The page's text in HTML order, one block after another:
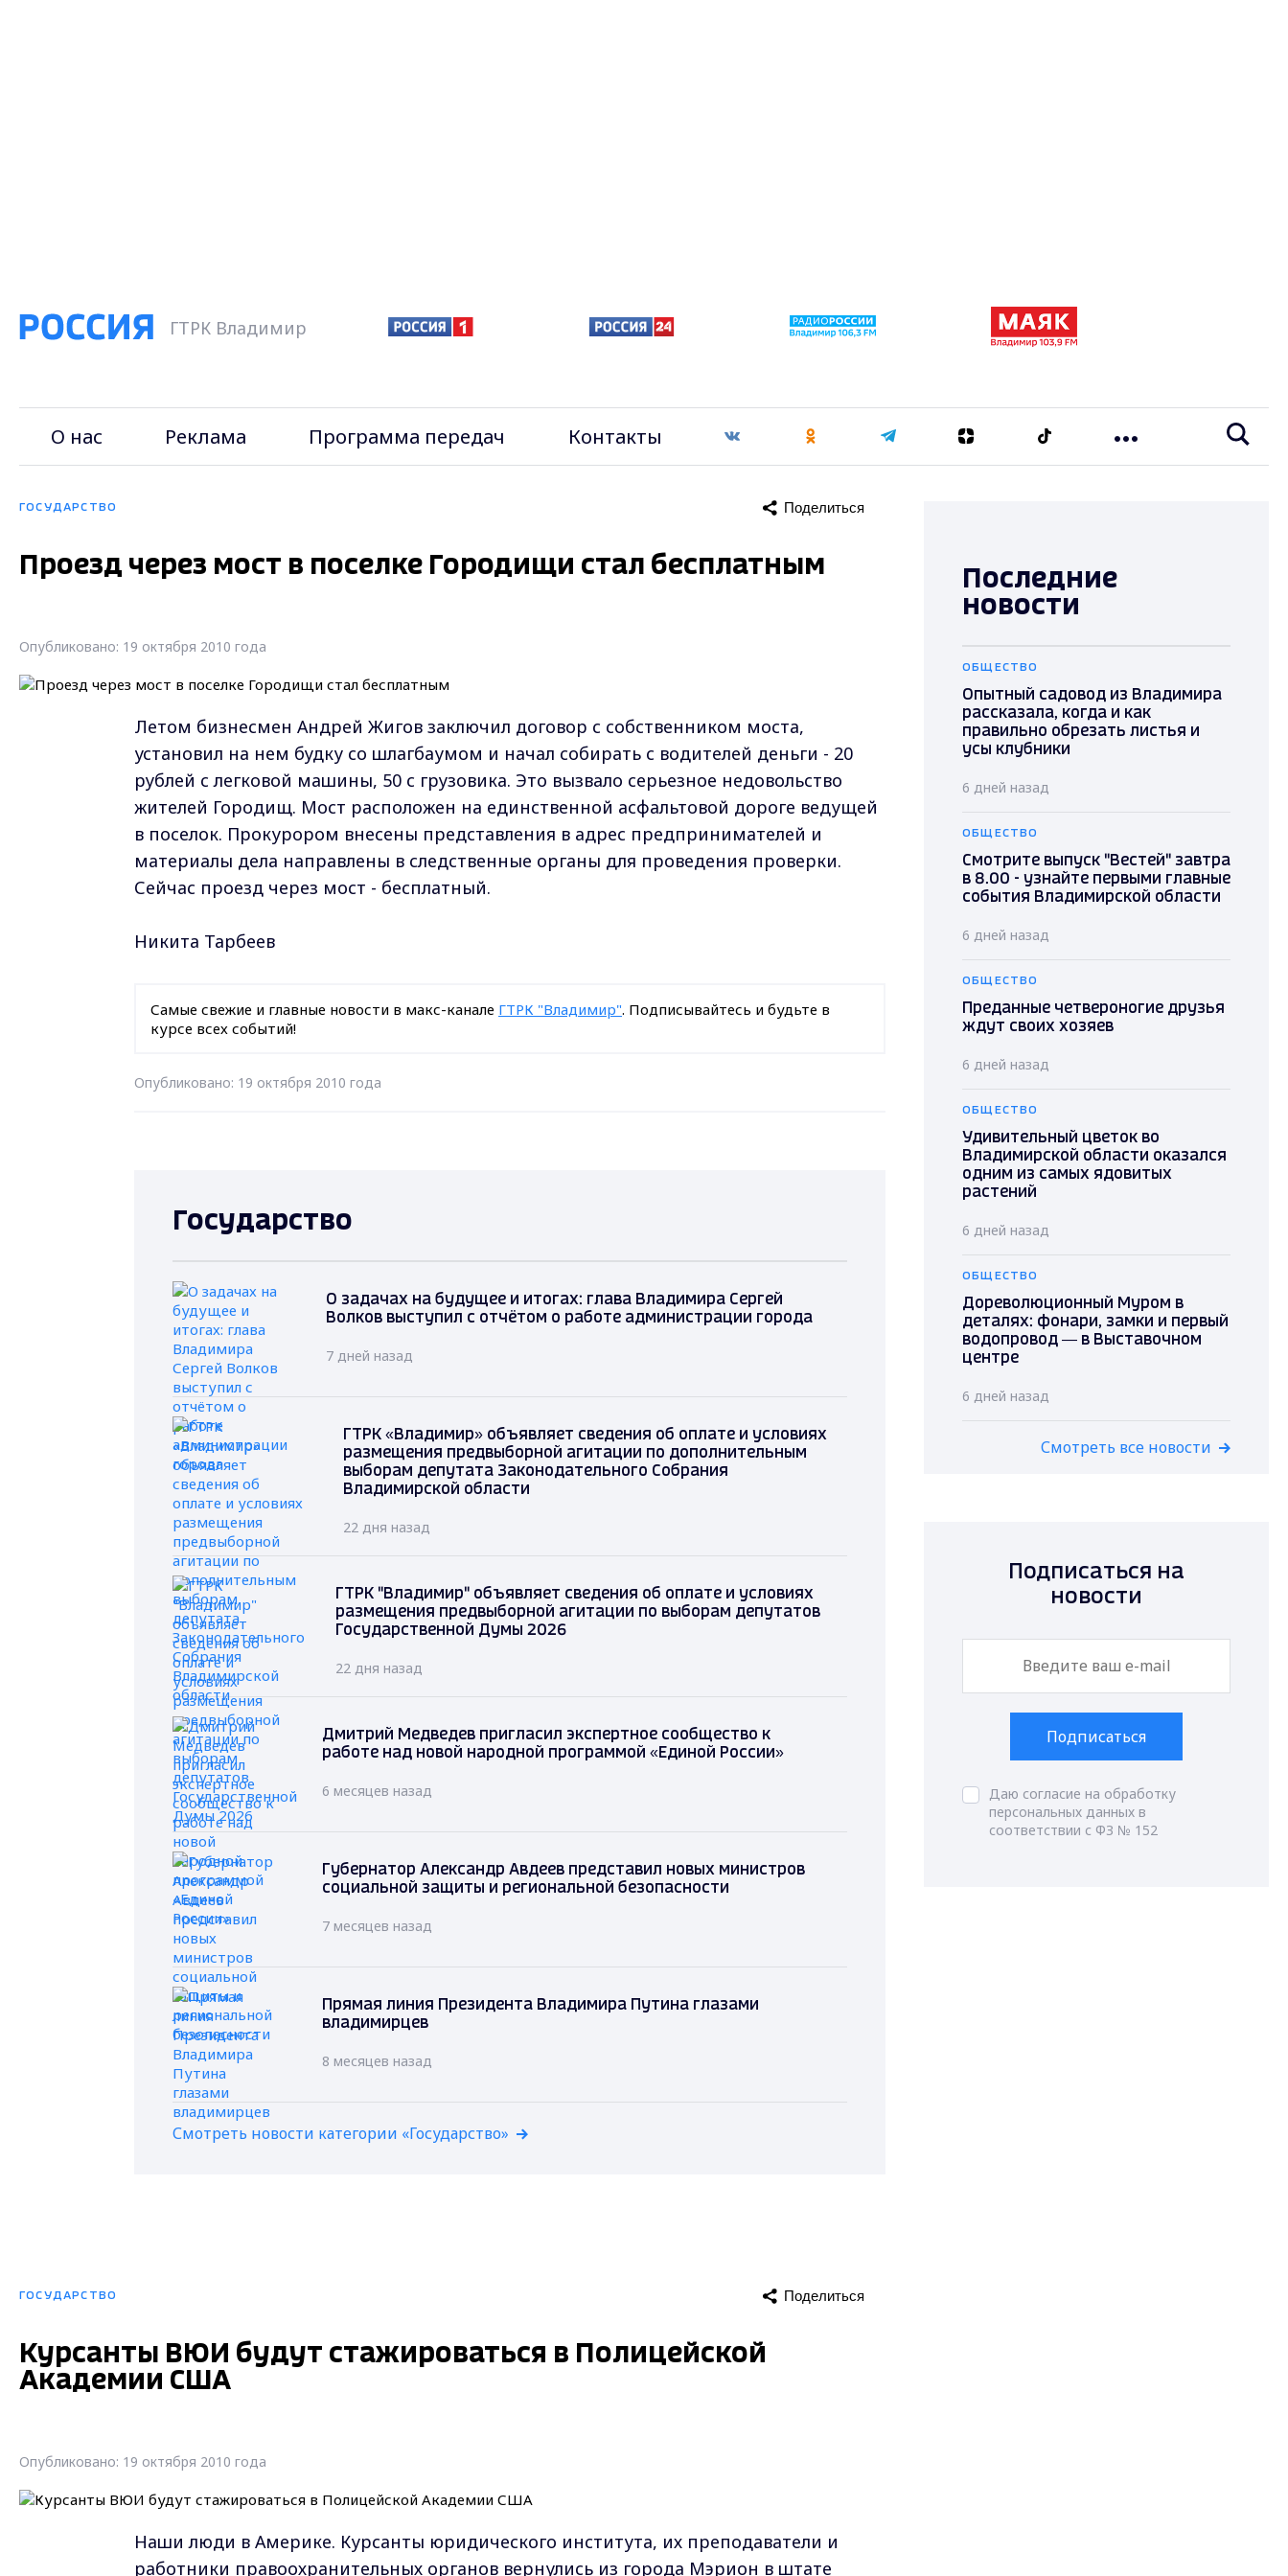
ГТРК Владимир
О нас Реклама Программа передач Контакты
ГОСУДАРСТВО Поделиться
Проезд через мост в поселке Городищи стал бесплатным
Опубликовано: 19 октября 2010 года
Летом бизнесмен Андрей Жигов заключил договор с собственником моста,
установил на нем будку со шлагбаумом и начал собирать с водителей деньги - 20
рублей с легковой машины, 50 с грузовика. Это вызвало серьезное недовольство
жителей Городищ. Мост расположен на единственной асфальтовой дороге ведущей
в поселок. Прокурором внесены представления в адрес предпринимателей и
материалы дела направлены в следственные органы для проведения проверки.
Сейчас проезд через мост - бесплатный.
Никита Тарбеев
Самые свежие и главные новости в макс-канале ГТРК "Владимир". Подписывайтесь и будьте в
курсе всех событий!
Опубликовано: 19 октября 2010 года
Государство
О задачах на будущее и итогах: глава Владимира Сергей
Волков выступил с отчётом о работе администрации города
7 дней назад
ГТРК «Владимир» объявляет сведения об оплате и условиях
размещения предвыборной агитации по дополнительным
выборам депутата Законодательного Собрания
Владимирской области
22 дня назад
ГТРК "Владимир" объявляет сведения об оплате и условиях
размещения предвыборной агитации по выборам депутатов
Государственной Думы 2026
22 дня назад
Дмитрий Медведев пригласил экспертное сообщество к
работе над новой народной программой «Единой России»
6 месяцев назад
Губернатор Александр Авдеев представил новых министров
социальной защиты и региональной безопасности
7 месяцев назад
Прямая линия Президента Владимира Путина глазами
владимирцев
8 месяцев назад
Смотреть новости категории «Государство»
ГОСУДАРСТВО Поделиться
Курсанты ВЮИ будут стажироваться в Полицейской
Академии США
Опубликовано: 19 октября 2010 года
Наши люди в Америке. Курсанты юридического института, их преподаватели и
работники правоохранительных органов вернулись из города Мэрион в штате
Последние
новости
ОБЩЕСТВО
Опытный садовод из Владимира
рассказала, когда и как
правильно обрезать листья и
усы клубники
6 дней назад
ОБЩЕСТВО
Смотрите выпуск "Вестей" завтра
в 8.00 - узнайте первыми главные
события Владимирской области
6 дней назад
ОБЩЕСТВО
Преданные четвероногие друзья
ждут своих хозяев
6 дней назад
ОБЩЕСТВО
Удивительный цветок во
Владимирской области оказался
одним из самых ядовитых
растений
6 дней назад
ОБЩЕСТВО
Дореволюционный Муром в
деталях: фонари, замки и первый
водопровод — в Выставочном
центре
6 дней назад
Смотреть все новости
Подписаться на
новости
Подписаться
Даю согласие на обработку
персональных данных в
соответствии с ФЗ № 152